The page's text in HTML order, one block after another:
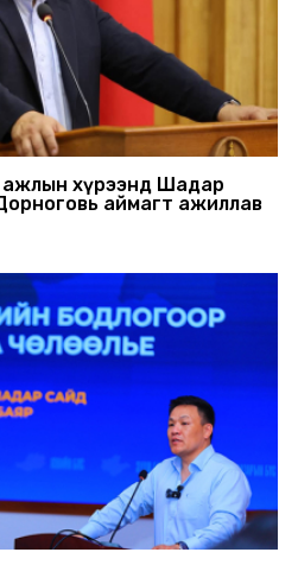
ажлын хүрээнд Шадар
аймагт ажиллав